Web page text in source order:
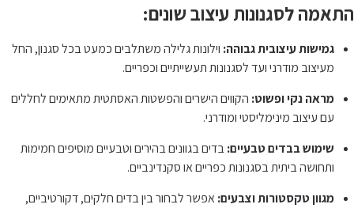
התאמה לסגנונות עיצוב שונים:
גמישות עיצובית גבוהה: וילונות גלילה משתלבים כמעט בכל סגנון, החל
מעיצוב מודרני ועד לסגנונות תעשייתיים וכפריים.
מראה נקי ופשוט: הקווים הישרים והפשטות האסתטית מתאימים לחללים
עם עיצוב מינימליסטי ומודרני.
שימוש בבדים טבעיים:בדים בגוונים בהירים וטבעיים מוסיפים חמימות
ותחושה ביתית בסגנונות כפריים או סקנדינביים.
מגוון טקסטורות וצבעים:אפשר לבחור בין בדים חלקים, דקורטיביים,